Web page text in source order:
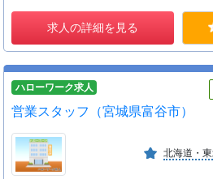
求人の詳細を見る
ハローワーク求人
営業スタッフ（宮城県富谷市）